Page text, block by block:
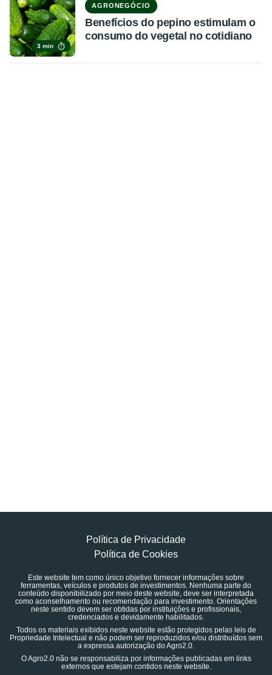
3 min
AGRONEGÓCIO
Benefícios do pepino estimulam o
consumo do vegetal no cotidiano
Política de Privacidade
Política de Cookies
Este website tem como único objetivo fornecer informações sobre
ferramentas, veículos e produtos de investimentos. Nenhuma parte do
conteúdo disponibilizado por meio deste website, deve ser interpretada
como aconselhamento ou recomendação para investimento. Orientações
neste sentido devem ser obtidas por instituições e profissionais,
credenciados e devidamente habilitados.
Todos os materiais exibidos neste website estão protegidos pelas leis de
Propriedade Intelectual e não podem ser reproduzidos e/ou distribuídos sem
a expressa autorização do Agro2.0.
O Agro2.0 não se responsabiliza por informações publicadas em links
externos que estejam contidos neste website.